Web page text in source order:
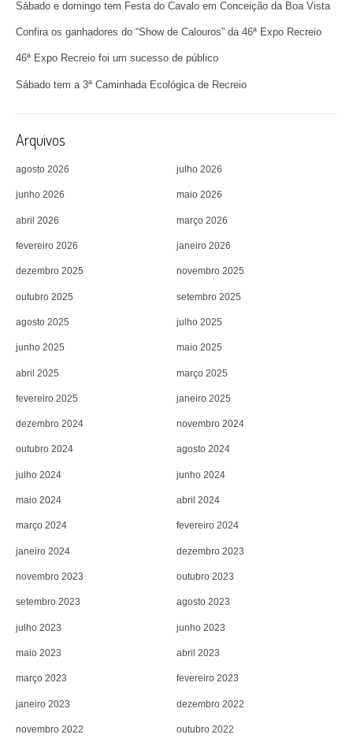
Sábado e domingo tem Festa do Cavalo em Conceição da Boa Vista
Confira os ganhadores do “Show de Calouros” da 46ª Expo Recreio
46ª Expo Recreio foi um sucesso de público
Sábado tem a 3ª Caminhada Ecológica de Recreio
Arquivos
agosto 2026 julho 2026
junho 2026 maio 2026
abril 2026 março 2026
fevereiro 2026 janeiro 2026
dezembro 2025 novembro 2025
outubro 2025 setembro 2025
agosto 2025 julho 2025
junho 2025 maio 2025
abril 2025 março 2025
fevereiro 2025 janeiro 2025
dezembro 2024 novembro 2024
outubro 2024 agosto 2024
julho 2024 junho 2024
maio 2024 abril 2024
março 2024 fevereiro 2024
janeiro 2024 dezembro 2023
novembro 2023 outubro 2023
setembro 2023 agosto 2023
julho 2023 junho 2023
maio 2023 abril 2023
março 2023 fevereiro 2023
janeiro 2023 dezembro 2022
novembro 2022 outubro 2022